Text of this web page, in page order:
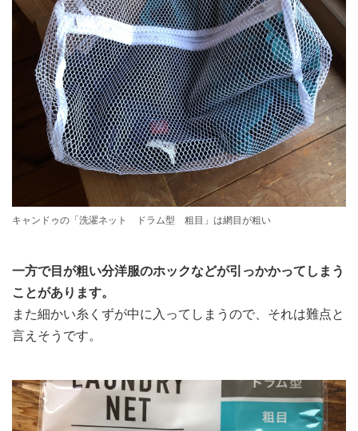
キャンドゥの「洗濯ネット ドラム型 粗目」は網目が粗い
一方で目が粗い分洋服のホックなどが引っかかってしまう
ことがあります。
また細かい糸くずが中に入ってしまうので、それは難点と
言えそうです。